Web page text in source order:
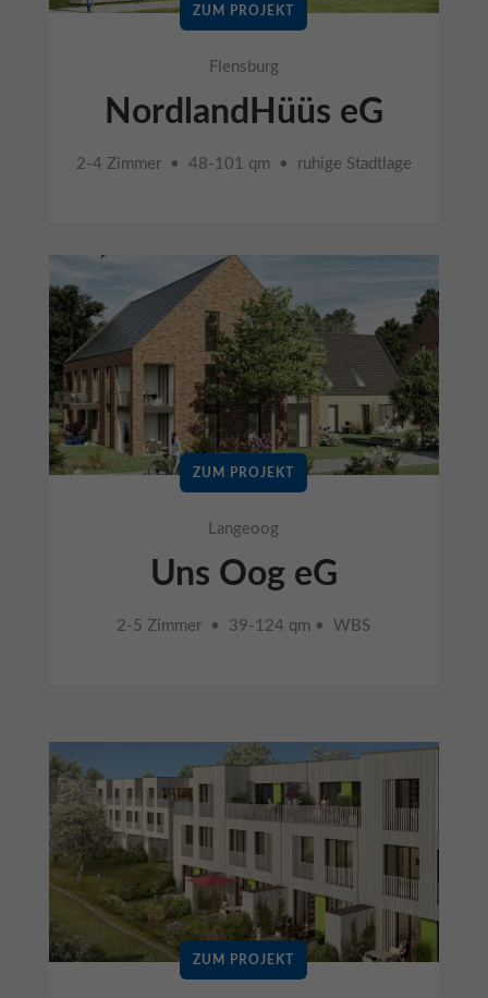
ZUM PROJEKT
Flensburg
NordlandHüüs eG
2-4 Zimmer • 48-101 qm • ruhige Stadtlage
ZUM PROJEKT
Langeoog
Uns Oog eG
2-5 Zimmer • 39-124 qm • WBS
ZUM PROJEKT